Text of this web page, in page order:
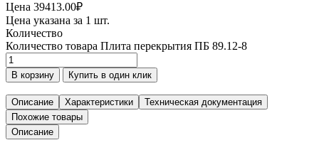
Цена 39413.00₽
Цена указана за 1 шт.
Количество
Количество товара Плита перекрытия ПБ 89.12-8
В корзину Купить в один клик
Описание Характеристики
Техническая документация
Похожие товары
Описание